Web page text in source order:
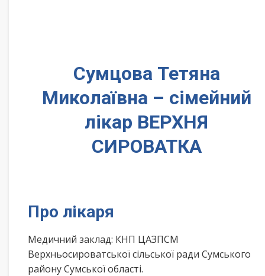
Сумцова Тетяна
Миколаївна – сімейний
лікар ВЕРХНЯ
СИРОВАТКА
Про лікаря
Медичний заклад: КНП ЦАЗПСМ
Верхньосироватської сільської ради Сумського
району Сумської області.